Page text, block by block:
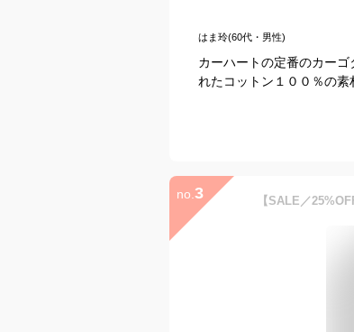
はま玲(60代・男性)
カーハートの定番のカー
れたコットン１００％の素
no. 3